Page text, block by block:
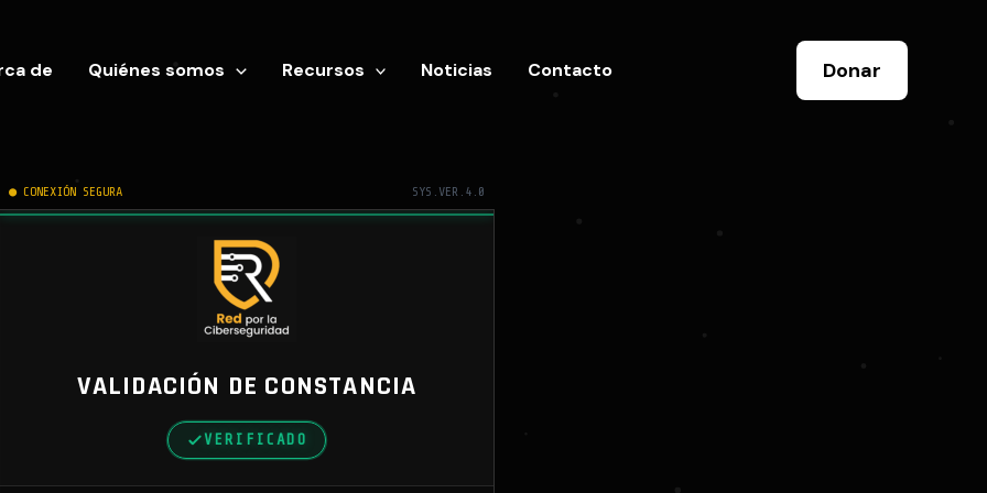
de Quiénes somos Recursos Noticias Contacto Donar
● CONEXIÓN SEGURA SYS.VER.4.0
VALIDACIÓN DE CONSTANCIA
VERIFICADO